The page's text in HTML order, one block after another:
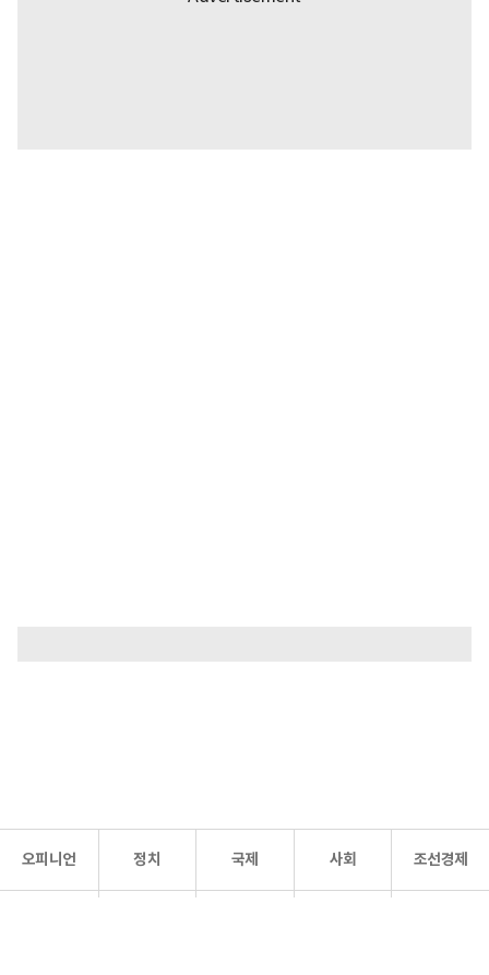
오피니언 정치 국제 사회 조선경제